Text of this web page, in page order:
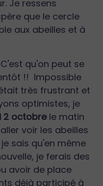
Je ressens
que le cercle
aux abeilles et à
qu'on peut se
!! Impossible
très frustrant et
optimistes, je
2 octobrele matin
voir les abeilles
sais qu'en même
je ferais des
avoir de place
déjà participé à